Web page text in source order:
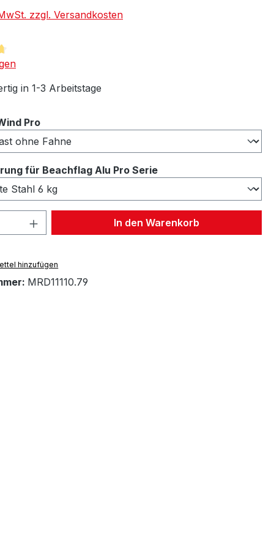
zzgl. Versandkosten
Bewertung von 4.75 von 5 Sternen
in 1-3 Arbeitstage
Proauswählen
für Beachflag Alu Pro Serieauswählen
Anzahl: Gib den gewünschten Wert
In den Warenkorb
hinzufügen
MRD11110.79